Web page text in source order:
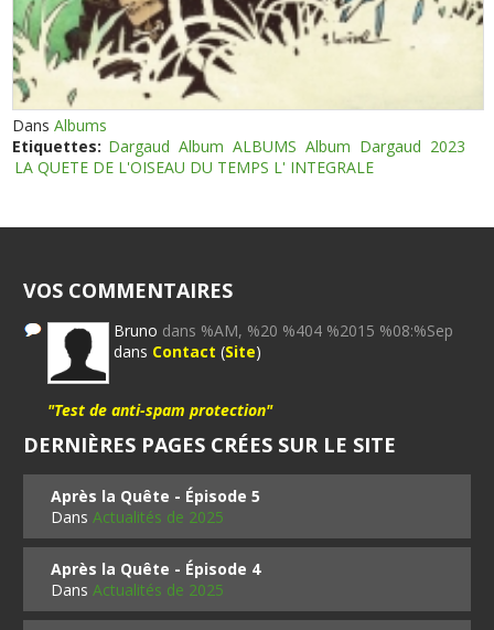
DansAlbums
Etiquettes: Dargaud Album ALBUMS Album Dargaud 2023
LA QUETE DE L'OISEAU DU TEMPS L' INTEGRALE
VOS COMMENTAIRES
Bruno dans %AM, %20 %404 %2015 %08:%Sep
dans Contact (Site)
"Test de anti-spam protection"
DERNIÈRES PAGES CRÉES SUR LE SITE
Après la Quête - Épisode 5
DansActualités de 2025
Après la Quête - Épisode 4
DansActualités de 2025